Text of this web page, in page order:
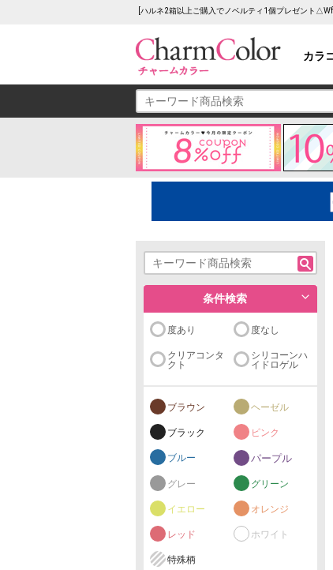
[ハルネ2箱以上ご購入でノベルティ1個プレゼント
カラ
条件検索
度あり 度なし
クリアコンタ
クト
シリコーンハ
イドロゲル
ブラウン ヘーゼル
ブラック ピンク
ブルー パープル
グレー グリーン
イエロー オレンジ
レッド ホワイト
特殊柄